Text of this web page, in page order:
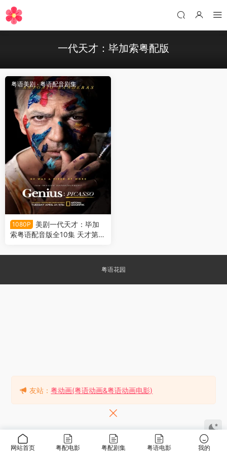
一代天才：毕加索粤配版
粤语美剧·粤语配音剧集
1080P
美剧一代天才：毕加
索粤语配音版全10集 天才第二
粤语花园
网站首页 粤配电影 粤配剧集 粤语电影 我的
友站：粤动画(粤语动画&粤语动画电影)